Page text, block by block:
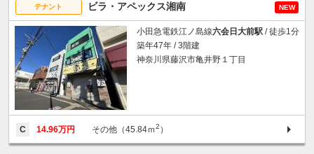
テナント ビラ・アペックス湘南 NEW
小田急電鉄江ノ島線六会日大前駅 / 徒歩1分
築年47年 / 3階建
神奈川県藤沢市亀井野１丁目
C 14.96万円 その他（45.84ｍ2 ）